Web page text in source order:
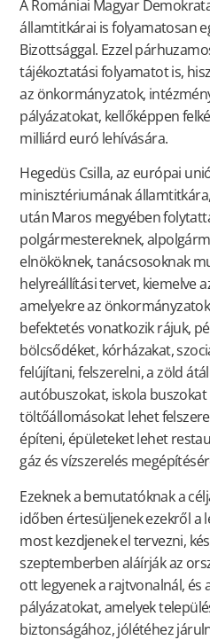
A Romániai Magyar
államtitkárai is folyamatosan
Bizottsággal. Ezzel
tájékoztatási folyamatot is,
az önkormányzatok,
pályázatokat, kellőképpen
milliárd euró lehívására.
Hegedüs Csilla, az európai
minisztériumának
után Maros megyében
polgármestereknek,
elnököknek, tanácsosoknak
helyreállítási tervet, kiemelve
amelyekre az
befektetés vonatkozik rájuk,
bölcsődéket, kórházakat,
felújítani, felszerelni, a zöld
autóbuszokat, iskola
töltőállomásokat lehet
építeni, épületeket lehet
gáz és vízszerelés
Ezeknek a bemutatóknak a
időben értesüljenek ezekről a
most kezdjenek el tervezni,
szeptemberben aláírják az
ott legyenek a rajtvonalnál, és
pályázatokat, amelyek
biztonságához, jólétéhez